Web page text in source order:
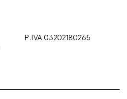
P.IVA 03202180265